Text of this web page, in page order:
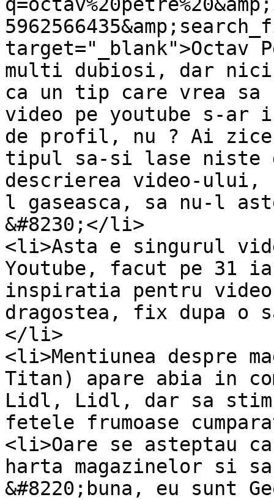
target="_blank">Octav
multi dubiosi, dar
ca un tip care vrea
video pe youtube s-
de profil, nu ? Ai
tipul sa-si lase niste
descrierea video-ului,
l gaseasca, sa nu-l
&#8230;</li>
<li>Asta e singurul
Youtube, facut pe 31
inspiratia pentru
dragostea, fix dupa o
</li>
<li>Mentiunea despre
Titan) apare abia in
Lidl, Lidl, dar sa
fetele frumoase
<li>Oare se asteptau
harta magazinelor si
&#8220;buna, eu sunt